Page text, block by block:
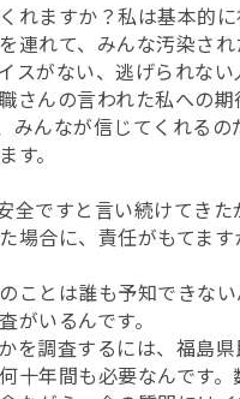
れますか？私は基本的
連れて、みんな汚染さ
スがない、逃げられな
さんの言われた私への
みんなが信じてくれる
。
全ですと言い続けてきた
場合に、責任がもてます
ことは誰も予知できな
いるんです。
を調査するには、福島
十年間も必要なんです